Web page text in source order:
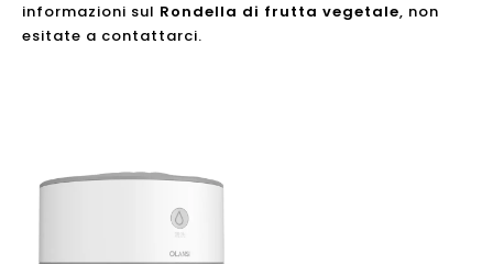
informazioni sul Rondella di frutta vegetale, non
esitate a contattarci.